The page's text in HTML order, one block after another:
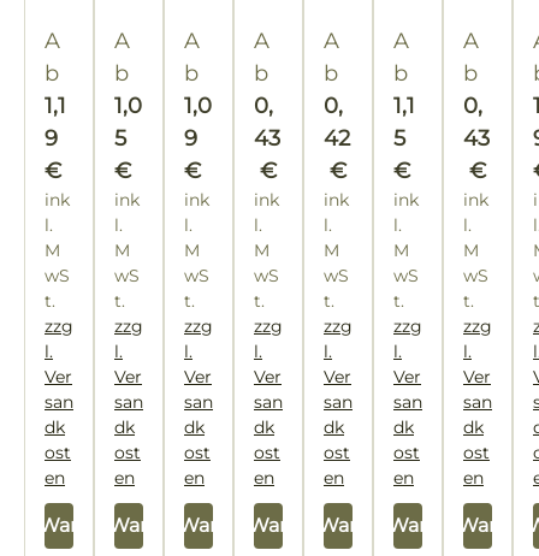
Regulärer Preis:
A
b
1,1
9
€
ink
l.
M
wS
t.
zzg
l.
Ver
san
dk
ost
en
Warenkorb
0
g
Regulärer Preis:
A
b
1,0
5
€
ink
l.
M
wS
t.
zzg
l.
Ver
san
dk
ost
en
In den Warenkorb
Regulärer Preis:
A
b
1,0
9
€
ink
l.
M
wS
t.
zzg
l.
Ver
san
dk
ost
en
In den Warenkorb
Regulärer Preis:
A
b
0,
43
€
ink
l.
M
wS
t.
zzg
l.
Ver
san
dk
ost
en
In den Warenkorb
Regulärer Preis:
A
b
0,
42
€
ink
l.
M
wS
t.
zzg
l.
Ver
san
dk
ost
en
In den Warenkorb
Regulärer
A
b
1,1
5
€
ink
l.
M
wS
t.
zzg
l.
Ver
san
dk
ost
en
In den Warenkorb
A
b
0,
43
€
ink
l.
M
wS
t.
zzg
l.
Ver
san
dk
ost
en
In den In den